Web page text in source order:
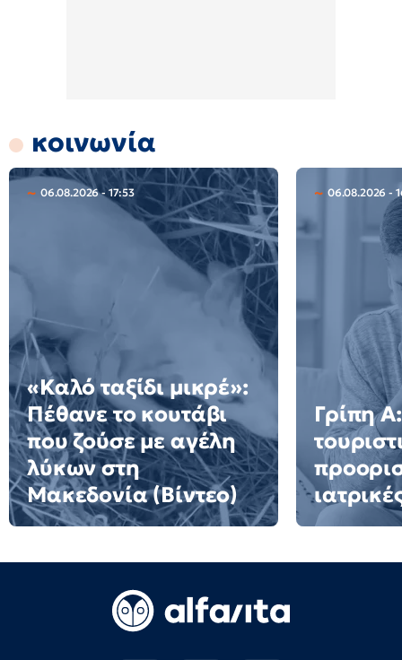
κοινωνία
06.08.2026 - 17:53
«Καλό ταξίδι μικρέ»:
Πέθανε το κουτάβι
που ζούσε με αγέλη
λύκων στη
Μακεδονία (Βίντεο)
06.08.2026 -
Γρίπη